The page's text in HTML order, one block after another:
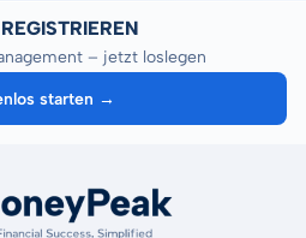
– jetzt loslegen
starten →